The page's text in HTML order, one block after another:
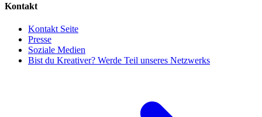
Kontakt
Kontakt Seite
Presse
Soziale Medien
Bist du Kreativer? Werde Teil unseres Netzwerks